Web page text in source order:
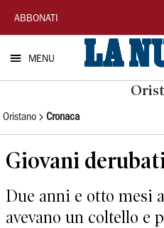
La
Nuova
Sardegna
ABBONATI
MENU
Oristano Cronaca
Giovani
Due anni e otto mesi
avevano un coltello e